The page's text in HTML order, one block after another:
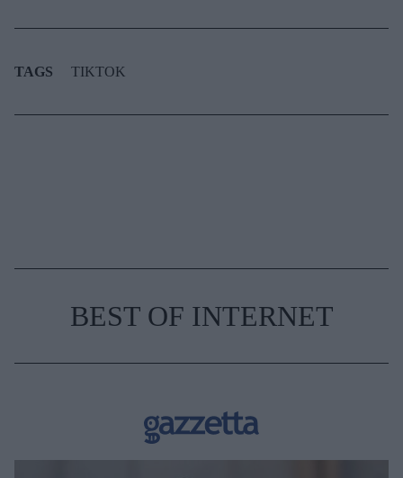
TAGS TIKTOK
BEST OF INTERNET